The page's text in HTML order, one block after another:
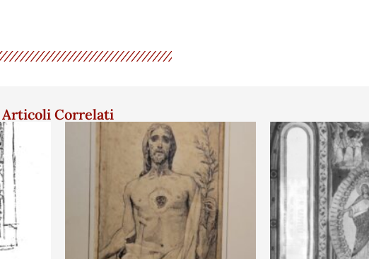
Articoli Correlati